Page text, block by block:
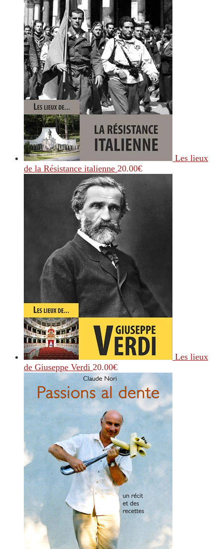
Les lieux
de la Résistance italienne 20.00€
Les lieux
de Giuseppe Verdi 20.00€